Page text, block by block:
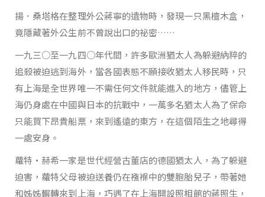
揚．桑塔格在整理外公蔣寧的遺物時，發現一只黑檀木盒，
竟隱藏著外公生前不曾說出口的祕密……
一九三○至一九四○年代間，許多歐洲猶太人為躲避納粹的
追殺被迫逃到海外，當各國表態不願接收猶太人移民時，只
有上海是全世界唯一不需任何文件就能進入的地方，儘管上
海仍身處在中國與日本的抗戰中，一萬多名猶太人為了保命
只能買下昂貴船票，來到遙遠的東方，在這個陌生之地尋得
一處安身。
蘿特‧赫希一家是世代經營古董店的德國猶太人，為了躲避
迫害，蘿特父母被迫送養仍在襁褓中的雙胞胎兒子，帶著她
和姊姊輾轉來到上海，巧遇了在上海開設照相館的蔣照生，